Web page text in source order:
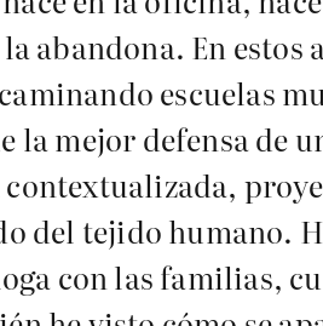
abandona. En
escuelas
la mejor defensa de
del tejido humano.
con las familias,